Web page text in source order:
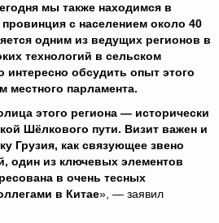
мы также находимся в
с населением около 40
одним из ведущих регионов в
технологий в сельском
интересно обсудить опыт этого
местного парламента.
этого региона — исторически
Шёлкового пути. Визит важен и
Грузия, как связующее звено
один из ключевых элементов
в очень тесных
в Китае», — заявил